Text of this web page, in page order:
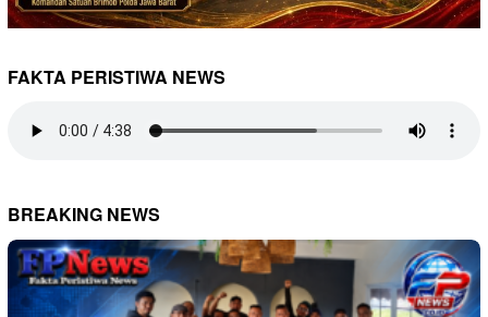
FAKTA PERISTIWA NEWS
BREAKING NEWS